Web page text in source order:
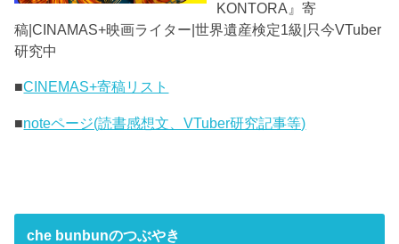
KONTORA』寄
稿|CINAMAS+映画ライター|世界遺産検定1級|只今VTuber
研究中
■CINEMAS+寄稿リスト
■noteページ(読書感想文、VTuber研究記事等)
che bunbunのつぶやき